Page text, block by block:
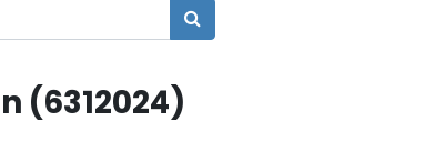
(6312024)